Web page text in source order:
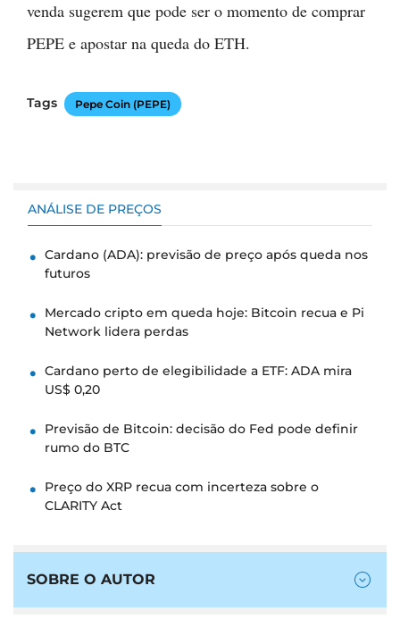
venda sugerem que pode ser o momento de comprar
PEPE e apostar na queda do ETH.
Tags Pepe Coin (PEPE)
ANÁLISE DE PREÇOS
Cardano (ADA): previsão de preço após queda nos
futuros
Mercado cripto em queda hoje: Bitcoin recua e Pi
Network lidera perdas
Cardano perto de elegibilidade a ETF: ADA mira
US$ 0,20
Previsão de Bitcoin: decisão do Fed pode definir
rumo do BTC
Preço do XRP recua com incerteza sobre o
CLARITY Act
SOBRE O AUTOR